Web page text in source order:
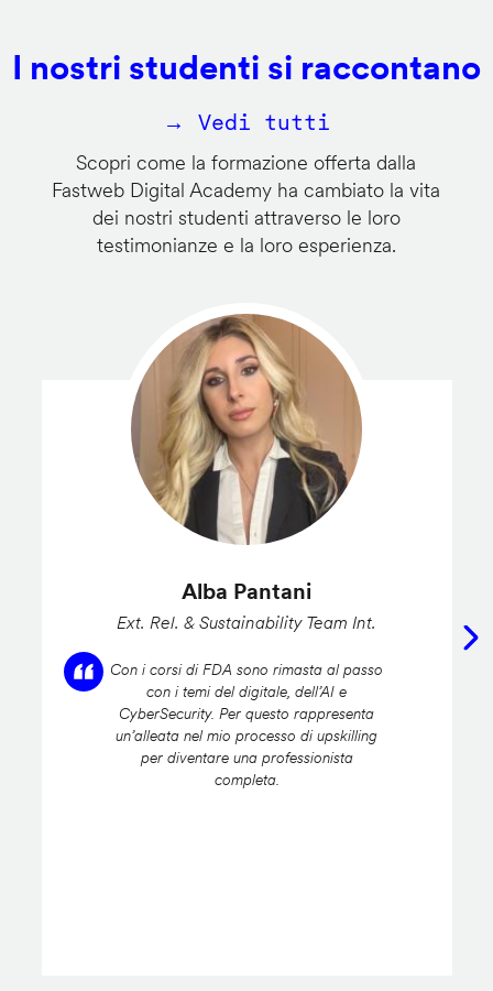
I nostri studenti si raccontano
→ Vedi tutti
Scopri come la formazione offerta dalla
Fastweb Digital Academy ha cambiato la vita
dei nostri studenti attraverso le loro
testimonianze e la loro esperienza.
Alba Pantani
Ext. Rel. & Sustainability Team Int.
Con i corsi di FDA sono rimasta al passo
con i temi del digitale, dell’AI e
CyberSecurity. Per questo rappresenta
un’alleata nel mio processo di upskilling
per diventare una professionista
completa.